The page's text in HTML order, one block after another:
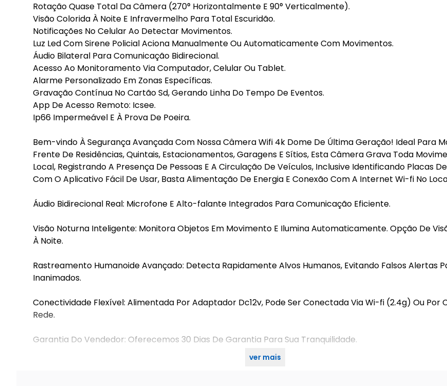
Rotação Quase Total Da Câmera (270° Horizontalmente E 90° Verticalmente).
Visão Colorida À Noite E Infravermelho Para Total Escuridão.
Notificações No Celular Ao Detectar Movimentos.
Luz Led Com Sirene Policial Aciona Manualmente Ou Automaticamente Com Movimentos.
Áudio Bilateral Para Comunicação Bidirecional.
Acesso Ao Monitoramento Via Computador, Celular Ou Tablet.
Alarme Personalizado Em Zonas Específicas.
Gravação Contínua No Cartão Sd, Gerando Linha Do Tempo De Eventos.
App De Acesso Remoto: Icsee.
Ip66 Impermeável E À Prova De Poeira.
Bem-vindo À Segurança Avançada Com Nossa Câmera Wifi 4k Dome De Última Geração! Ideal Para
Frente De Residências, Quintais, Estacionamentos, Garagens E Sítios, Esta Câmera Grava Toda
Local, Registrando A Presença De Pessoas E A Circulação De Veículos, Inclusive Identificando Placas
Com O Aplicativo Fácil De Usar, Basta Alimentação De Energia E Conexão Com A Internet Wi-fi No
Áudio Bidirecional Real: Microfone E Alto-falante Integrados Para Comunicação Eficiente.
Visão Noturna Inteligente: Monitora Objetos Em Movimento E Ilumina Automaticamente. Opção De
À Noite.
Rastreamento Humanoide Avançado: Detecta Rapidamente Alvos Humanos, Evitando Falsos Alertas
Inanimados.
Conectividade Flexível: Alimentada Por Adaptador Dc12v, Pode Ser Conectada Via Wi-fi (2.4g) Ou Por
Rede.
Garantia Do Vendedor: Oferecemos 30 Dias De Garantia Para Sua Tranquilidade.
ver mais